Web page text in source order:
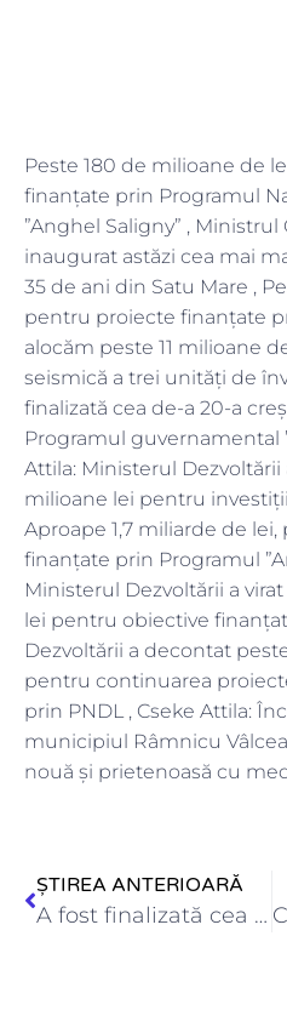
Peste 180 de milioane de
finanțate prin Programul
”Anghel Saligny” , Ministrul
inaugurat astăzi cea mai
35 de ani din Satu Mare ,
pentru proiecte finanțate
alocăm peste 11 milioane
seismică a trei unități de
finalizată cea de-a 20-a
Programul guvernamental
Attila: Ministerul Dezvoltării
milioane lei pentru
Aproape 1,7 miliarde de
finanțate prin Programul
Ministerul Dezvoltării a
lei pentru obiective
Dezvoltării a decontat
pentru continuarea
prin PNDL , Cseke Attila:
municipiul Râmnicu
nouă și prietenoasă cu
ȘTIREA ANTERIOARĂ
A fost finalizată cea de-a 22-a creșă construită prin Programul…